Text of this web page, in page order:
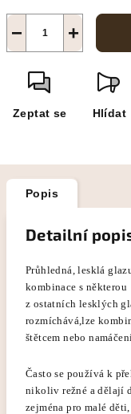
+
−
Zeptat se Hlídat
Popis
Detailní
Průhledná, lesklá
kombinace s některou
z ostatních lesklých
rozmíchává,lze
štětcem nebo
Často se používá k
nikoliv režné a dělají
zejména pro malé